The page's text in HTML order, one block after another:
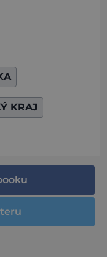
KRAJ